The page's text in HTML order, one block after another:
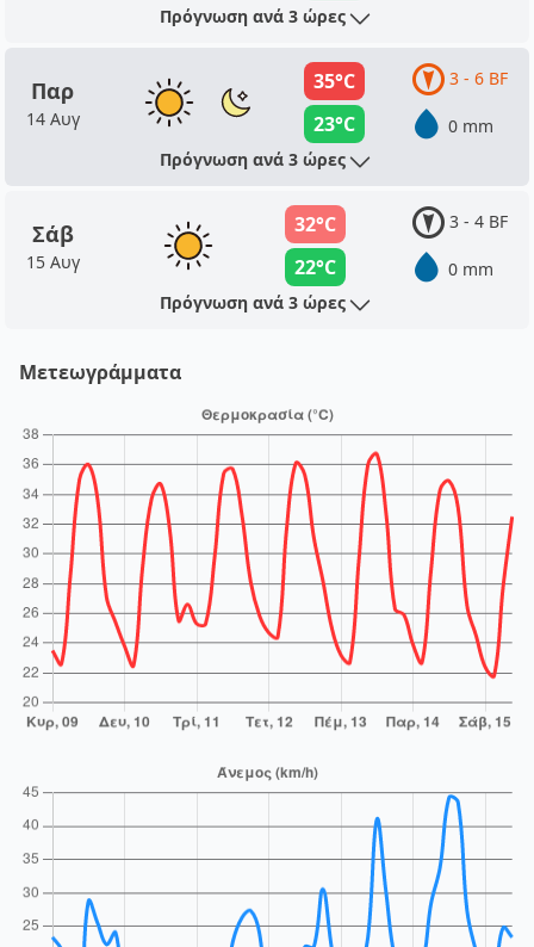
Πρόγνωση ανά 3 ώρες
Παρ
14 Αυγ
35°C
23°C
3 - 6 BF
0 mm
Πρόγνωση ανά 3 ώρες
Σάβ
15 Αυγ
32°C
22°C
3 - 4 BF
0 mm
Πρόγνωση ανά 3 ώρες
Μετεωγράμματα